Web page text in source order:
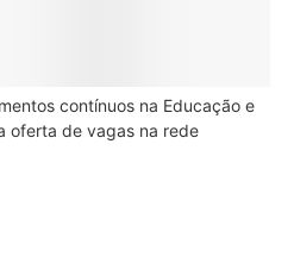
contínuos na Educação e
oferta de vagas na rede